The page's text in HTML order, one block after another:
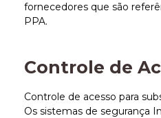
fornecedores que são
PPA.
Controle de
Controle de acesso para
Os sistemas de segurança